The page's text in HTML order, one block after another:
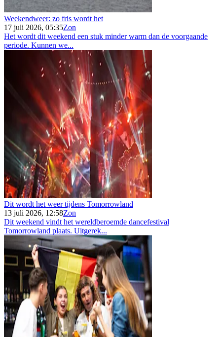
Weekendweer: zo fris wordt het
17 juli 2026, 05:35Zon
Het wordt dit weekend een stuk minder warm dan de voorgaande
periode. Kunnen we...
Dit wordt het weer tijdens Tomorrowland
13 juli 2026, 12:58Zon
Dit weekend vindt het wereldberoemde dancefestival
Tomorrowland plaats. Uitgerek...